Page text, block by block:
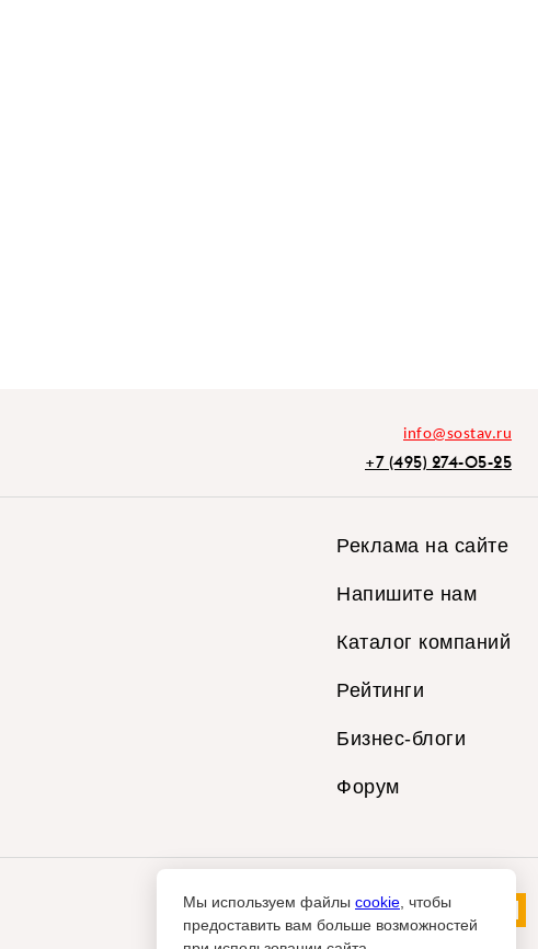
info@sostav.ru
+7 (495) 274-05-25
Реклама на сайте
Напишите нам
Каталог компаний
Рейтинги
Бизнес-блоги
Форум
Мы используем файлы cookie , чтобы
предоставить вам больше возможностей